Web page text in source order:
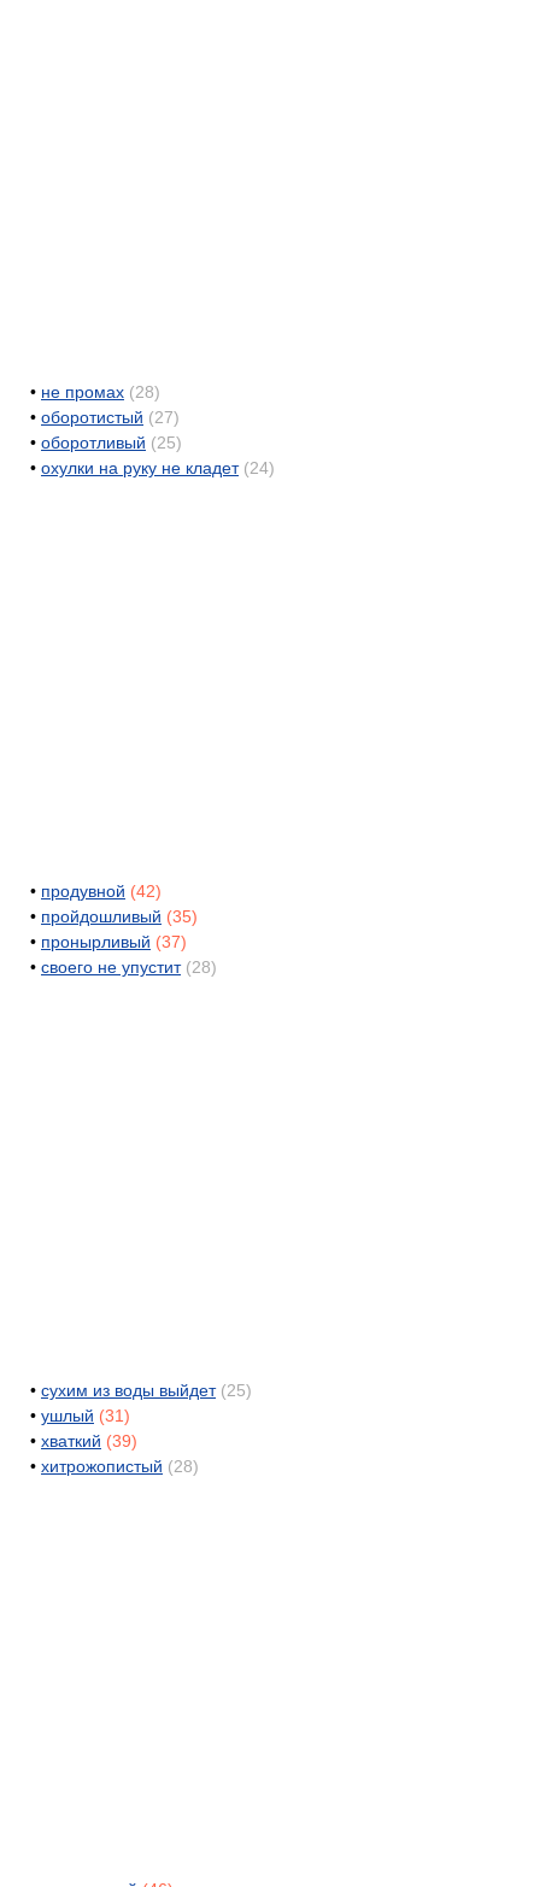
• не промах (28)
• оборотистый (27)
• оборотливый (25)
• охулки на руку не кладет (24)
• продувной (42)
• пройдошливый (35)
• пронырливый (37)
• своего не упустит (28)
• сухим из воды выйдет (25)
• ушлый (31)
• хваткий (39)
• хитрожопистый (28)